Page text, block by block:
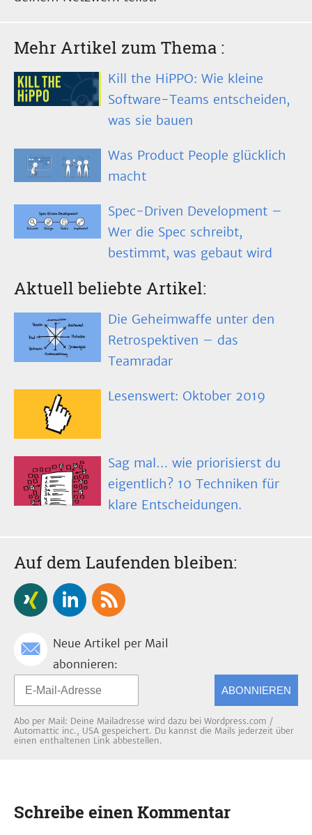
Mehr Artikel zum Thema :
Kill the HiPPO: Wie kleine
Software-Teams entscheiden,
was sie bauen
Was Product People glücklich
macht
Spec-Driven Development –
Wer die Spec schreibt,
bestimmt, was gebaut wird
Aktuell beliebte Artikel:
Die Geheimwaffe unter den
Retrospektiven – das
Teamradar
Lesenswert: Oktober 2019
Sag mal… wie priorisierst du
eigentlich? 10 Techniken für
klare Entscheidungen.
Auf dem Laufenden bleiben:
Neue Artikel per Mail
abonnieren:
ABONNIEREN
Abo per Mail: Deine Mailadresse wird dazu bei Wordpress.com /
Automattic inc., USA gespeichert. Du kannst die Mails jederzeit über
einen enthaltenen Link abbestellen.
Schreibe einen Kommentar